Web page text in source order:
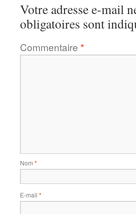
Votre adresse e-mail
obligatoires sont
Commentaire *
Nom *
E-mail *